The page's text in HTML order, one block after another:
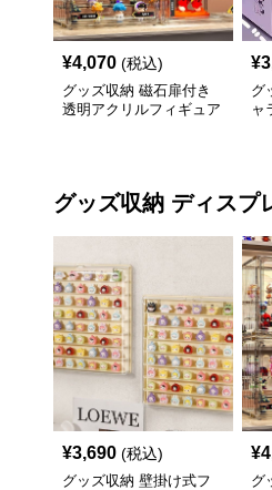
¥4,070 (税込)
グッズ収納 磁石扉付き
透明アクリルフィギュア
¥
グ
ャ
グッズ収納 ディスプ
¥3,690 (税込)
グッズ収納 壁掛け式フ
¥
グ